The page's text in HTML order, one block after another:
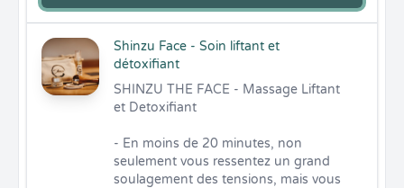
Shinzu Face - Soin liftant et
détoxifiant
SHINZU THE FACE - Massage Liftant
et Detoxifiant
- En moins de 20 minutes, non
seulement vous ressentez un grand
soulagement des tensions, mais vous